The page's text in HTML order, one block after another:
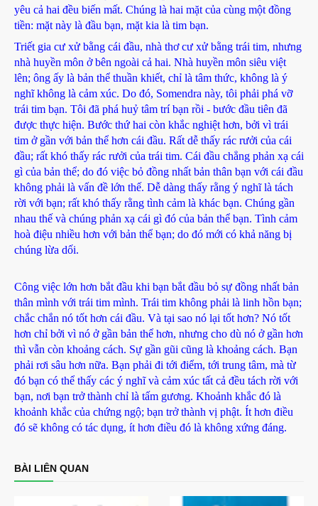
yêu cả hai đều biến mất. Chúng là hai mặt của cùng một đồng
tiền: mặt này là đầu bạn, mặt kia là tim bạn.
Triết gia cư xử bằng cái đầu, nhà thơ cư xử bằng trái tim, nhưng
nhà huyền môn ở bên ngoài cả hai. Nhà huyền môn siêu việt
lên; ông ấy là bản thể thuần khiết, chỉ là tâm thức, không là ý
nghĩ không là cảm xúc. Do đó, Somendra này, tôi phải phá vỡ
trái tim bạn. Tôi đã phá huỷ tâm trí bạn rồi - bước đầu tiên đã
được thực hiện. Bước thứ hai còn khắc nghiệt hơn, bởi vì trái
tim ở gần với bản thể hơn cái đầu. Rất dễ thấy rác rưởi của cái
đầu; rất khó thấy rác rưởi của trái tim. Cái đầu chẳng phản xạ cái
gì của bản thể; do đó việc bỏ đồng nhất bản thân bạn với cái đầu
không phải là vấn đề lớn thế. Dễ dàng thấy rằng ý nghĩ là tách
rời với bạn; rất khó thấy rằng tình cảm là khác bạn. Chúng gần
nhau thế và chúng phản xạ cái gì đó của bản thể bạn. Tình cảm
hoà điệu nhiều hơn với bản thể bạn; do đó mới có khả năng bị
chúng lừa dối.
Công việc lớn hơn bắt đầu khi bạn bắt đầu bỏ sự đồng nhất bản
thân mình với trái tim mình. Trái tim không phải là linh hồn bạn;
chắc chắn nó tốt hơn cái đầu. Và tại sao nó lại tốt hơn? Nó tốt
hơn chỉ bởi vì nó ở gần bản thể hơn, nhưng cho dù nó ở gần hơn
thì vẫn còn khoảng cách. Sự gần gũi cũng là khoảng cách. Bạn
phải rơi sâu hơn nữa. Bạn phải đi tới điểm, tới trung tâm, mà từ
đó bạn có thể thấy các ý nghĩ và cảm xúc tất cả đều tách rời với
bạn, nơi bạn trở thành chỉ là tấm gương. Khoảnh khắc đó là
khoảnh khắc của chứng ngộ; bạn trở thành vị phật. Ít hơn điều
đó sẽ không có tác dụng, ít hơn điều đó là không xứng đáng.
BÀI LIÊN QUAN